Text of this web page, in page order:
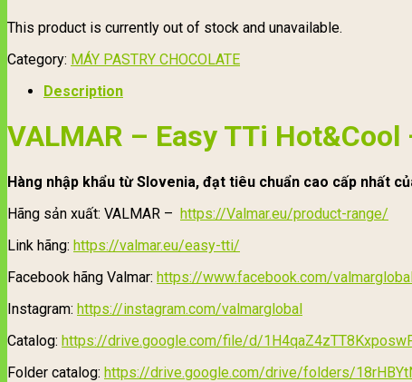
This product is currently out of stock and unavailable.
Category: MÁY PASTRY CHOCOLATE
Description
VALMAR – Easy TTi
Hàng nhập khẩu từ Slovenia, đạt tiêu chuẩn cao cấp nhất
Hãng sản xuất: VALMAR – https://Valmar.eu/product-range/
Link hãng: https://valmar.eu/easy-tti/
Facebook hãng Valmar: https://www.facebook.com/
Instagram: https://instagram.com/valmarglobal
Catalog: https://drive.google.com/file/d/
Folder catalog: https://drive.google.com/drive/folders/